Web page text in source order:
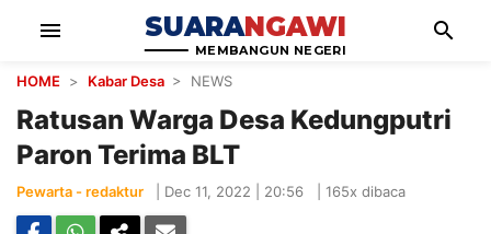
menu SUARANGAWI
MEMBANGUN NEGERI
search
HOME > Kabar Desa > NEWS
Ratusan Warga Desa Kedungputri
Paron Terima BLT
Pewarta - redaktur Dec 11, 2022 | 20:56 165x dibaca